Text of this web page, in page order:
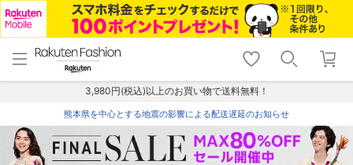
menu home
トップ
shopping_cart lock_outline
ログイン
3,980円(税込)以上のお買い物で送料無料！
熊本県を中心とする地震の影響による配送遅延のお知らせ